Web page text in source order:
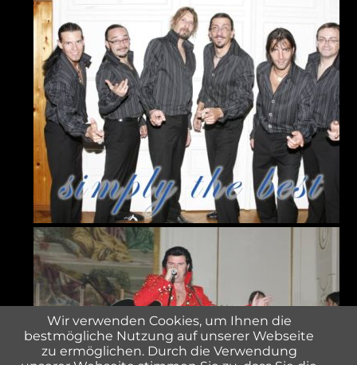
Wir verwenden Cookies, um Ihnen die
bestmögliche Nutzung auf unserer Webseite
zu ermöglichen. Durch die Verwendung